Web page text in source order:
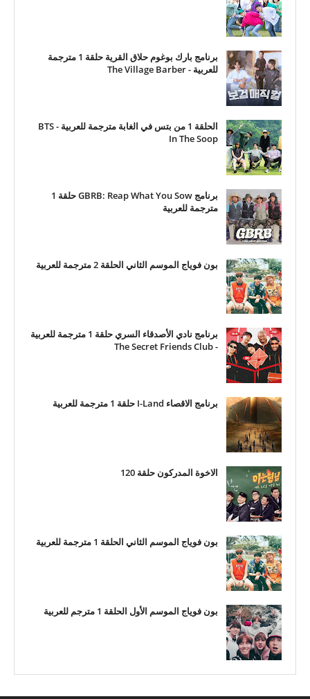
برنامج بارك بوغوم حلاق القرية حلقة 1 مترجمة
للعربية - The Village Barber
الحلقة 1 من بتس في الغابة مترجمة للعربية - BTS
In The Soop
برنامج GBRB: Reap What You Sow حلقة 1
مترجمة للعربية
بون فوياج الموسم الثاني الحلقة 2 مترجمة للعربية
برنامج نادي الأصدقاء السري حلقة 1 مترجمة للعربية
- The Secret Friends Club
برنامج الاقصاء I-Land حلقة 1 مترجمة للعربية
الاخوة المدركون حلقة 120
بون فوياج الموسم الثاني الحلقة 1 مترجمة للعربية
بون فوياج الموسم الأول الحلقة 1 مترجم للعربية